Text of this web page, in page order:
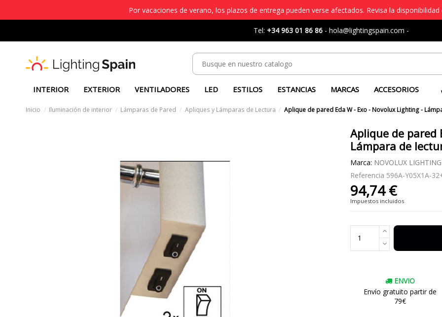
Por vacaciones de verano, los plazos de entrega pueden verse afectados. Revisa la
Tel: +34 963 01 86 86 - hola@lightingspain.com -
INTERIOR EXTERIOR VENTILADORES LED ESTILOS ESTANCIAS MARCAS ACCESORIOS
Inicio Iluminación de interior Lámparas de Pared Apliques y Lámparas de Lectura Aplique de pared Eda W - Exo - Novolux Lighting -
Aplique de pared
Lámpara de
Marca: NOVOLUX LIGHTING
Referencia 596A-Y05X1A-
94,74 €
Impuestos incluidos
ENVIO
Envío gratuito partir de
79€